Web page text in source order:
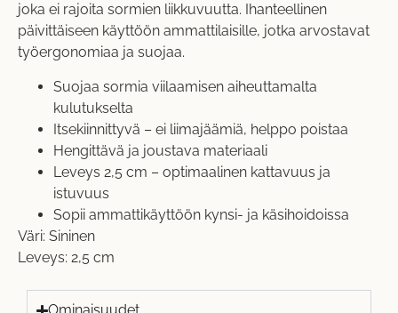
joka ei rajoita sormien liikkuvuutta. Ihanteellinen
päivittäiseen käyttöön ammattilaisille, jotka arvostavat
työergonomiaa ja suojaa.
Suojaa sormia viilaamisen aiheuttamalta
kulutukselta
Itsekiinnittyvä – ei liimajäämiä, helppo poistaa
Hengittävä ja joustava materiaali
Leveys 2,5 cm – optimaalinen kattavuus ja
istuvuus
Sopii ammattikäyttöön kynsi- ja käsihoidoissa
Väri: Sininen
Leveys: 2,5 cm